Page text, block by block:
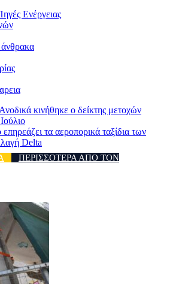
Ενέργειας
άνθρακα
Ανοδικά κινήθηκε ο δείκτης μετοχών
τα αεροπορικά ταξίδια των
Delta
ΠΕΡΙΣΣΟΤΕΡΑ ΑΠΟ ΤΟΝ